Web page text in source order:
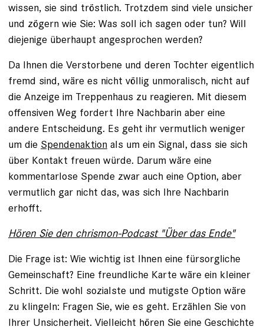
wissen, sie sind tröstlich. Trotzdem sind viele unsicher
und ­zögern wie Sie: Was soll ich sagen oder tun? Will
diejenige überhaupt angesprochen werden?
Da Ihnen die Verstorbene und deren Tochter eigentlich
fremd sind, wäre es nicht völlig unmoralisch, nicht auf
die Anzeige im Treppenhaus zu reagieren. Mit diesem
offensiven Weg fordert Ihre Nachbarin aber eine
andere Entscheidung. Es geht ihr vermutlich weniger
um die Spendenaktion als um ein Signal, dass sie sich
über Kontakt freuen ­würde. Darum wäre eine
kommentarlose Spende zwar auch eine Option, aber
vermutlich gar nicht das, was sich Ihre Nachbarin
erhofft.
Hören Sie den chrismon-Podcast "Über das Ende"
Die Frage ist: Wie wichtig ist Ihnen eine fürsorgliche
Gemeinschaft? Eine freundliche Karte wäre ein kleiner
Schritt. Die wohl sozialste und mutigste Option wäre
zu klingeln: Fragen Sie, wie es geht. Erzählen Sie von
Ihrer Unsicherheit. Vielleicht hören Sie eine Geschichte